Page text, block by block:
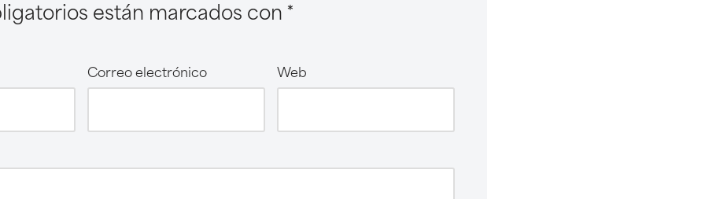
están marcados con *
Correo electrónico Web